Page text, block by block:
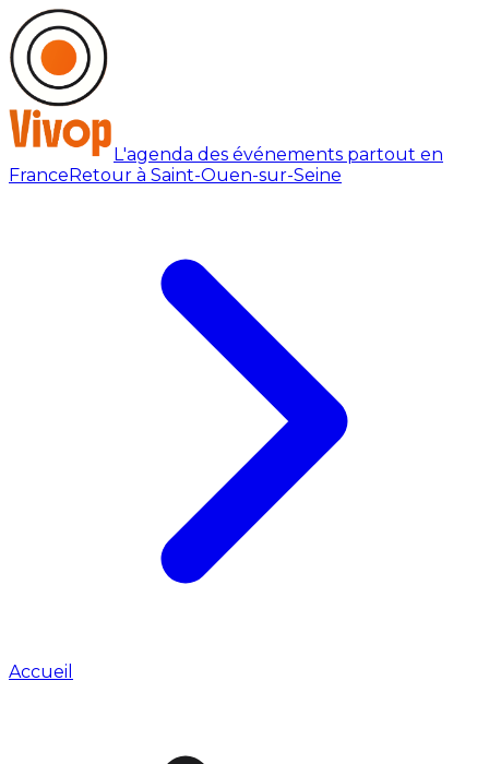
L'agenda des événements partout en
FranceRetour à Saint-Ouen-sur-Seine
Accueil